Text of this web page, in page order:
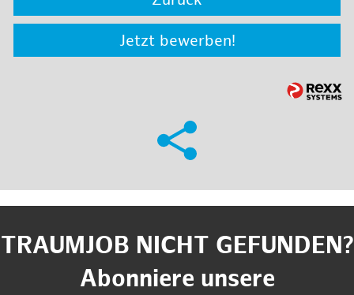
Jetzt bewerben!
TRAUMJOB NICHT GEFUNDEN?
Abonniere unsere